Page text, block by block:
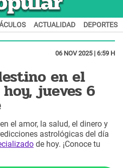
ACTUALIDAD DEPORTES
06 NOV 2025 | 6:59 H
en el
jueves 6
el amor, la salud, el dinero y
astrológicas del día
de hoy. ¡Conoce tu